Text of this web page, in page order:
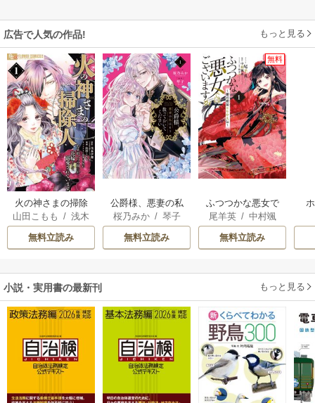
広告で人気の作品! もっと見る
火の神さまの掃除
人ですが、いつの
間にか花嫁として
溺愛されています
山田こもも /浅木
伊都/SNC
無料立読み
公爵様、悪妻の私
はもう放っておい
てください
桜乃みか/ 琴子
無料立読み
無料
ふつつかな悪女で
はございますが ～
雛宮蝶鼠とりかえ
伝～
尾羊英/ 中村颯
希
/ ゆき哉
無料立読み
小説・実用書の最新刊 もっと見る